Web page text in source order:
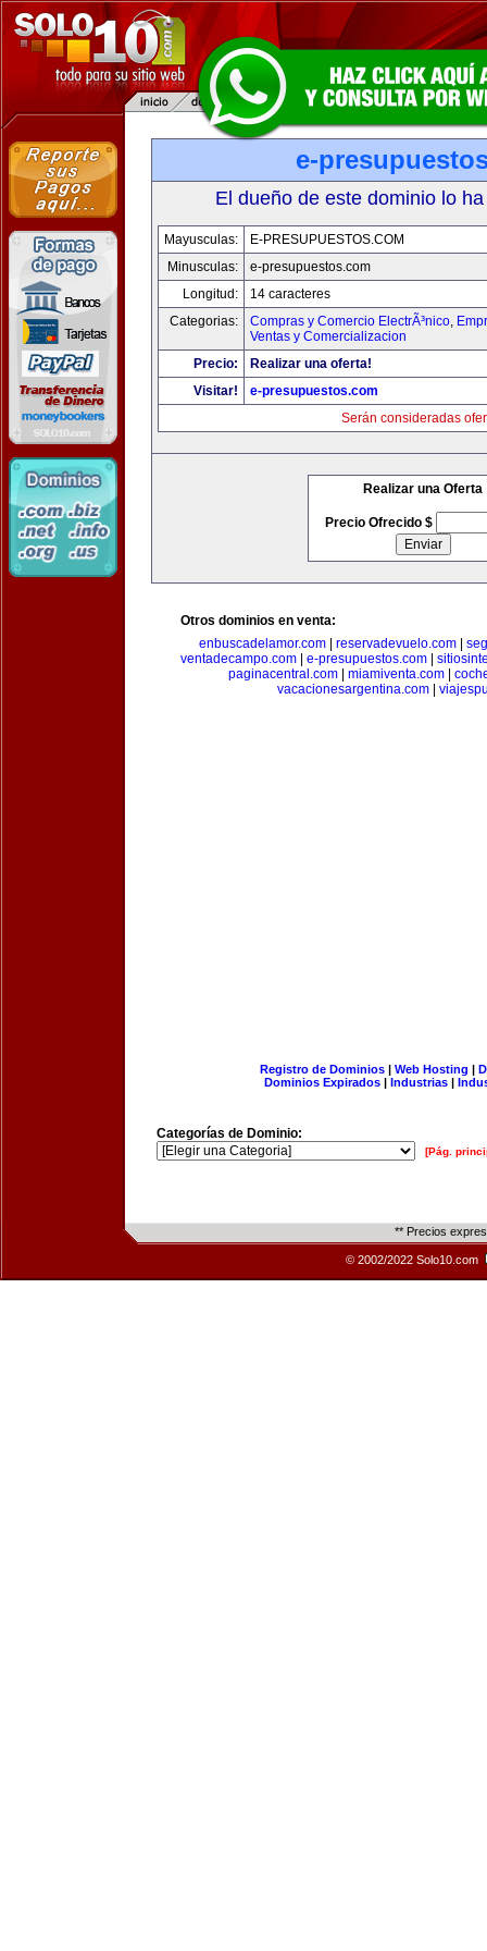
e-
El dueño de este dominio lo
Mayusculas:
E-PRESUPUESTOS.COM
Minusculas:
e-presupuestos.com
Longitud:
14 caracteres
Categorias:
Compras y Comercio ElectrÃ³nico,
Ventas y Comercializacion
Precio:
Realizar una oferta!
Visitar!
e-presupuestos.com
Serán consideradas
Realizar una Oferta
Precio Ofrecido $
Otros dominios en venta:
enbuscadelamor.com
reservadevuelo.com
ventadecampo.com
e-presupuestos.com
paginacentral.com| miamiventa.com|
vacacionesargentina.com
Registro de Dominios| Web Hosting |
Dominios Expirados | Industrias |
Categorías de Dominio:
[Pág.
** Precios
© 2002/2022 Solo10.com